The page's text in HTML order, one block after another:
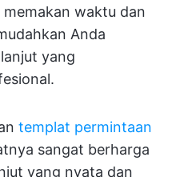
waktu dan
Anda
yang
templat permintaan
sangat berharga
yang nyata dan